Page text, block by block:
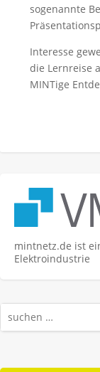
sogenannte
Interesse
die Lernreise
MINTige
mintnetz.de ist
Elektroindustrie